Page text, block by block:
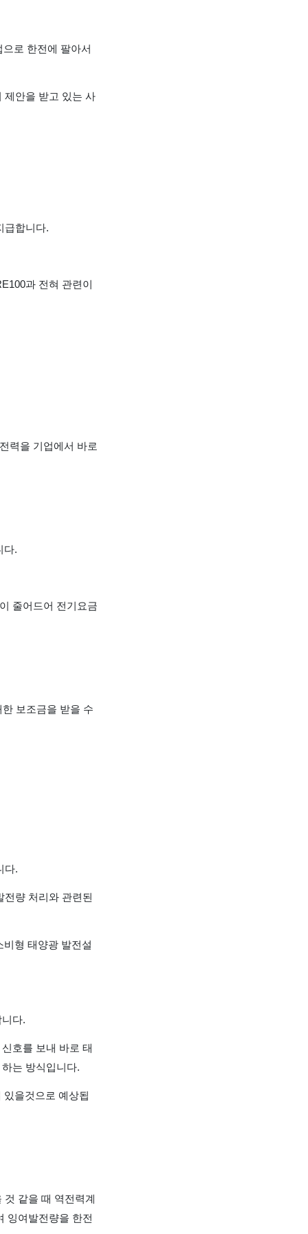
로 한전에 팔아서
제안을 받고 있는 사
급합니다.
과 전혀 관련이
력을 기업에서 바로
다.
줄어드어 전기요금
보조금을 받을 수
다.
량 처리와 관련된
형 태양광 발전설
다.
호를 보내 바로 태
는 방식입니다.
을것으로 예상됩
같을 때 역전력계
잉여발전량을 한전